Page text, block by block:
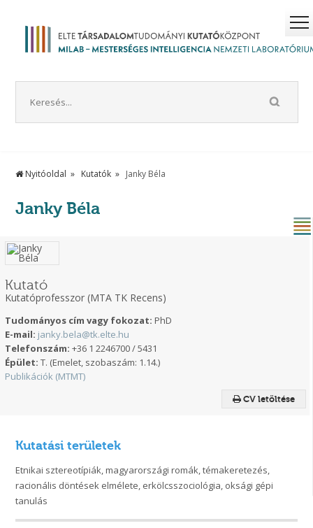
Nyitóoldal Kutatók Janky Béla
Janky Béla
CV letöltése
Kutató
Kutatóprofesszor (MTA TK Recens)
Tudományos cím vagy fokozat: PhD
E-mail: janky.bela@tk.elte.hu
Telefonszám: +36 1 2246700 / 5431
Épület: T. (Emelet, szobaszám: 1.14.)
Publikációk (MTMT)
Kutatási területek
Etnikai sztereotípiák, magyarországi romák, témakeretezés,
racionális döntések elmélete, erkölcsszociológia, oksági gépi
tanulás